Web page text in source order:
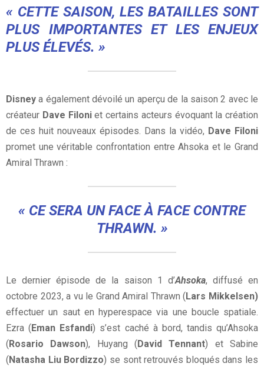
« CETTE SAISON, LES BATAILLES SONT
PLUS IMPORTANTES ET LES ENJEUX
PLUS ÉLEVÉS. »
Disney a également dévoilé un aperçu de la saison 2 avec le
créateur Dave Filoniet certains acteurs évoquant la création
de ces huit nouveaux épisodes. Dans la vidéo, Dave Filoni
promet une véritable confrontation entre Ahsoka et le Grand
Amiral Thrawn :
« CE SERA UN FACE À FACE CONTRE
THRAWN. »
Le dernier épisode de la saison 1 d’Ahsoka, diffusé en
octobre 2023, a vu le Grand Amiral Thrawn (Lars Mikkelsen)
effectuer un saut en hyperespace via une boucle spatiale.
Ezra (Eman Esfandi) s’est caché à bord, tandis qu’Ahsoka
(Rosario Dawson), Huyang (David Tennant) et Sabine
(Natasha Liu Bordizzo) se sont retrouvés bloqués dans les